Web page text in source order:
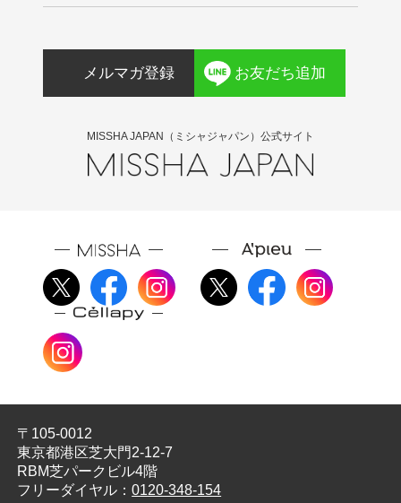
メルマガ登録 お友だち追加
MISSHA JAPAN（ミシャジャパン）公式サイト
〒105-0012
東京都港区芝大門2-12-7
RBM芝パークビル4階
フリーダイヤル：0120-348-154